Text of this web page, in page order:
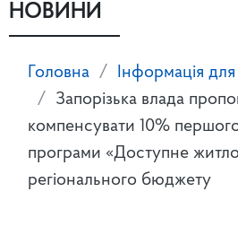
НОВИНИ
Головна Інформація
Запорізька влада
компенсувати 10%
програми «Доступне
регіонального бюджету